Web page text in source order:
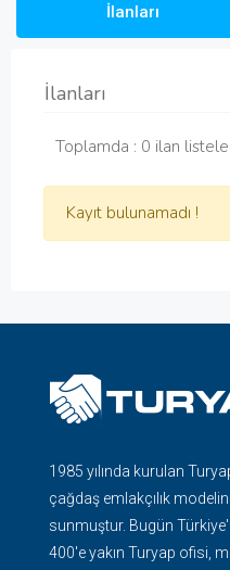
İlanları
İlanları
Toplamda : 0 ilan
Kayıt bulunamadı !
1985 yılında kurulan
çağdaş emlakçılık
sunmuştur. Bugün
400'e yakın Turyap ofisi,